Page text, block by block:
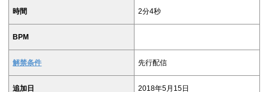
時間 2分4秒
BPM
解禁条件 先行配信
追加日 2018年5月15日